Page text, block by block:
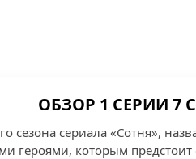
ОБЗОР 1 СЕРИИ 7
сезона сериала «Сотня»,
героями, которым